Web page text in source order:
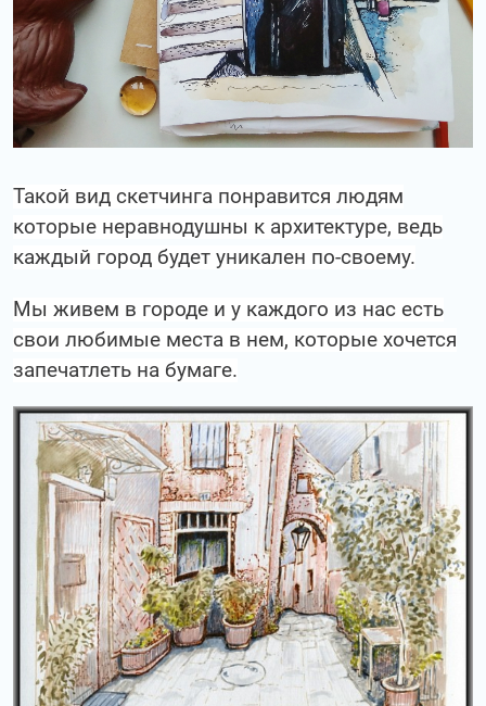
Такой вид скетчинга понравится людям
которые неравнодушны к архитектуре, ведь
каждый город будет уникален по-своему.
Мы живем в городе и у каждого из нас есть
свои любимые места в нем, которые хочется
запечатлеть на бумаге.